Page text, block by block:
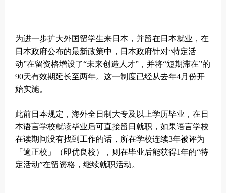
为进一步扩大外国留学生来日本，并留在日本就业，在
日本政府公布的最新政策中，日本政府针对“特定活
动”在留资格增设了“未来创造人才”，并将“短期滞在”的
90天有效期延长至两年。这一制度已经从去年4月份开
始实施。
此前日本规定，海外全日制大专及以上学历毕业，在日
本语言学校就读毕业后可直接留日就职，如果语言学校
在读期间没有找到工作的话，所在学校连续3年被评为
「適正校」（即优良校），则在毕业后能获得1年的“特
定活动”在留资格，继续就职活动。